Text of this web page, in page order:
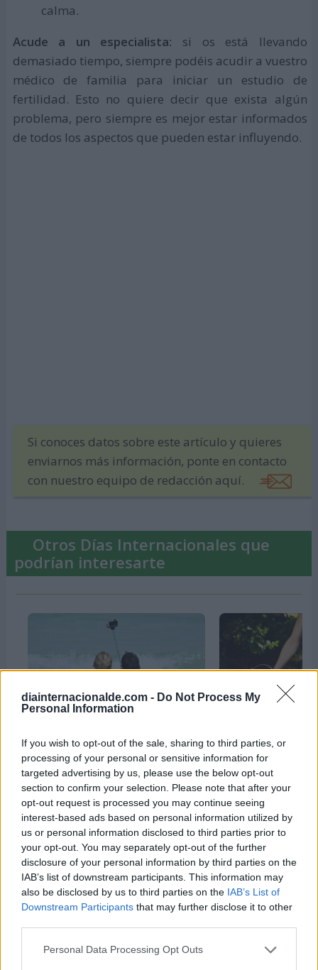
diainternacionalde.com - Do Not Process My
Personal Information
If you wish to opt-out of the sale, sharing to third parties, or
processing of your personal or sensitive information for
targeted advertising by us, please use the below opt-out
section to confirm your selection. Please note that after your
opt-out request is processed you may continue seeing
interest-based ads based on personal information utilized by
us or personal information disclosed to third parties prior to
your opt-out. You may separately opt-out of the further
disclosure of your personal information by third parties on the
IAB’s list of downstream participants. This information may
also be disclosed by us to third parties on the IAB’s List of
Downstream Participants that may further disclose it to other
Personal Data Processing Opt Outs
calma.
Acude a un especialista: si os está llevando
demasiado tiempo, siempre podéis acudir a vuestro
médico de familia para iniciar un estudio de
fertilidad. Esto no quiere decir que exista algún
problema, pero siempre es mejor estar informados
de todos los aspectos que pueden estar influyendo.
Si conoces datos sobre este artículo y quieres
enviarnos más información, ponte en contacto
con nuestro equipo de redacción aquí.
Otros Días Internacionales que
podrían interesarte
Día Mundial del Selfie
21 de junio de 2026
Día Mundial de la
oficial)
19 de abril de 2026